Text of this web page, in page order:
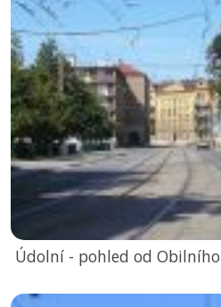
Údolní - pohled od